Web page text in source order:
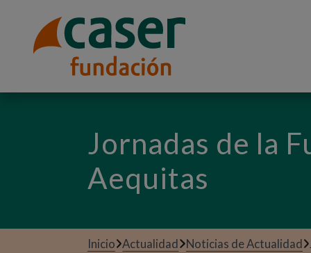
Jornadas de la
Aequitas
Inicio Actualidad Noticias de Actualidad